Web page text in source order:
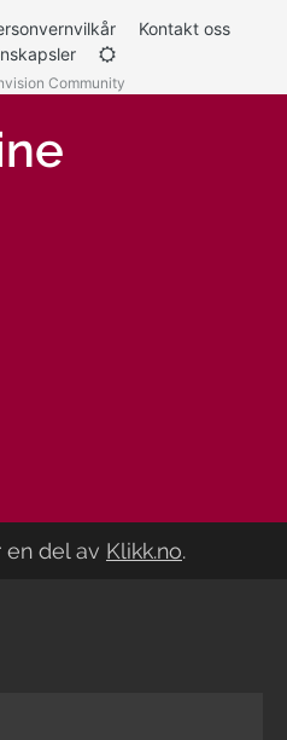
Kontakt oss
Community
en del av Klikk.no.